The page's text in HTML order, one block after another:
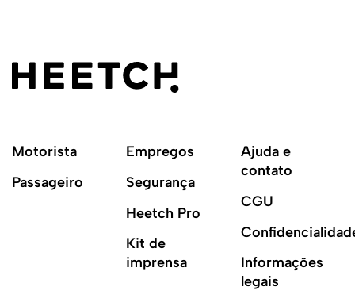
Motorista
Passageiro
Empregos
Segurança
Heetch Pro
Kit de
imprensa
Ajuda e
contato
CGU
Informações
legais